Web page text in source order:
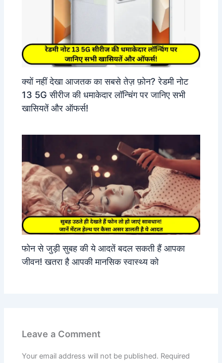
क्यों नहीं देखा आजतक का सबसे तेज़ फ़ोन? रेडमी नोट
13 5G सीरीज की धमाकेदार लॉन्चिंग पर जानिए सभी
खासियतें और ऑफर्स!
फोन से जुड़ी सुबह की ये आदतें बदल सकती हैं आपका
जीवन! खतरा है आपकी मानसिक स्वास्थ्य को
Leave a Comment
Your email address will not be published. Required